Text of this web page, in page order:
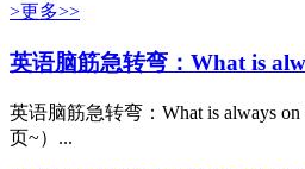
>更多>>
英语脑筋急转弯：What is
英语脑筋急转弯：What is always
页~）...